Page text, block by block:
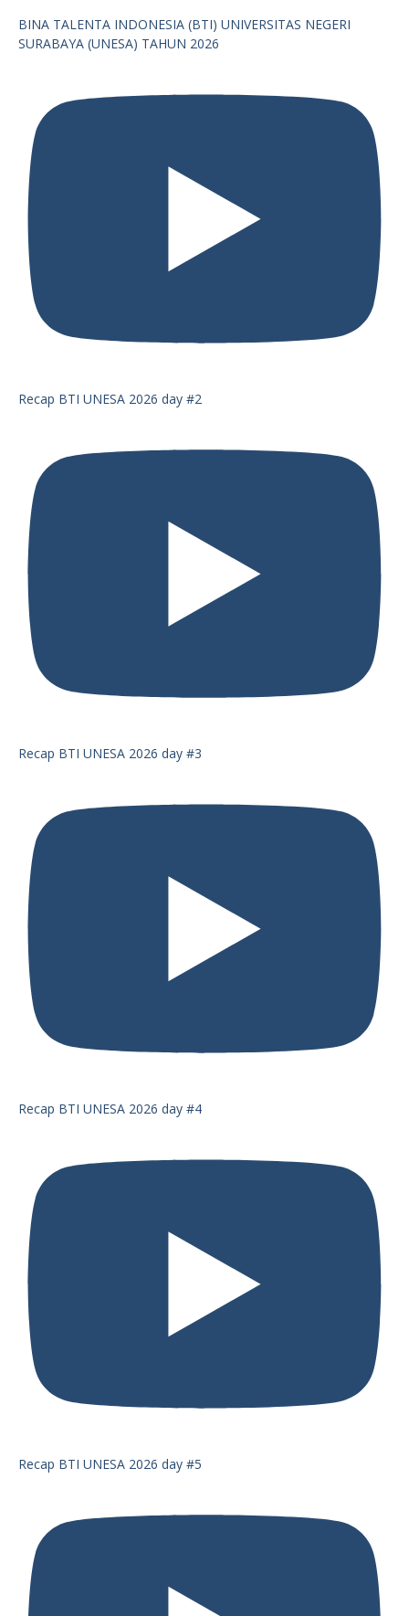
BINA TALENTA INDONESIA (BTI) UNIVERSITAS NEGERI
SURABAYA (UNESA) TAHUN 2026
Recap BTI UNESA 2026 day #2
Recap BTI UNESA 2026 day #3
Recap BTI UNESA 2026 day #4
Recap BTI UNESA 2026 day #5